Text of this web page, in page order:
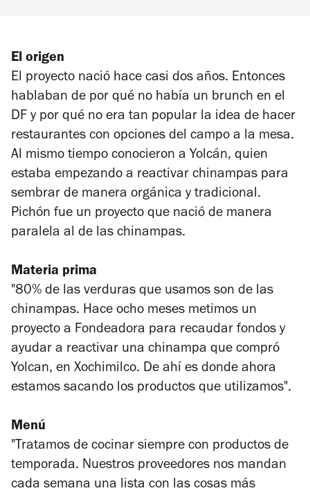
El origen
El proyecto nació hace casi dos años. Entonces
hablaban de por qué no había un brunch en el
DF y por qué no era tan popular la idea de hacer
restaurantes con opciones del campo a la mesa.
Al mismo tiempo conocieron a Yolcán, quien
estaba empezando a reactivar chinampas para
sembrar de manera orgánica y tradicional.
Pichón fue un proyecto que nació de manera
paralela al de las chinampas.
Materia prima
"80% de las verduras que usamos son de las
chinampas. Hace ocho meses metimos un
proyecto a Fondeadora para recaudar fondos y
ayudar a reactivar una chinampa que compró
Yolcan, en Xochimilco. De ahí es donde ahora
estamos sacando los productos que utilizamos".
Menú
"Tratamos de cocinar siempre con productos de
temporada. Nuestros proveedores nos mandan
cada semana una lista con las cosas más